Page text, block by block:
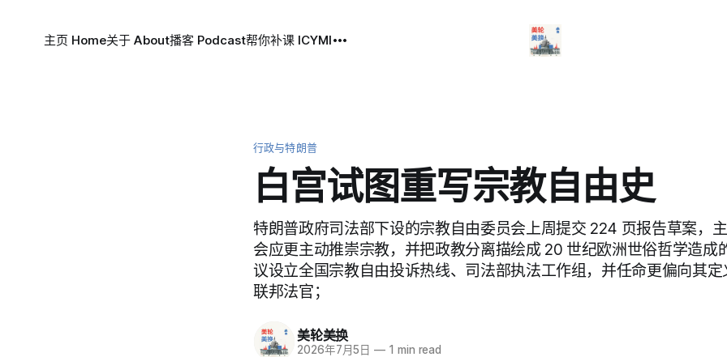
主页 Home关于 About播客 Podcast帮你补课 ICYMI
行政与特朗普
白宫试图重写宗教自由史
特朗普政府司法部下设的宗教自由委员会上周提交 224 页报告草案，
会应更主动推崇宗教，并把政教分离描绘成 20 世纪欧洲世俗哲学造成
议设立全国宗教自由投诉热线、司法部执法工作组，并任命更偏向其
联邦法官；
美轮美换
2026年7月5日 — 1 min read